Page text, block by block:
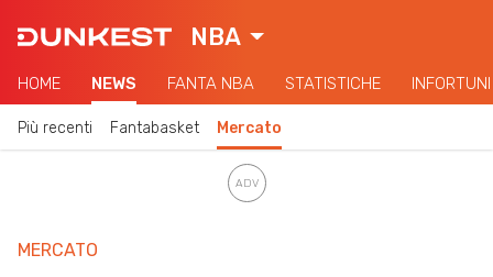
NBA
HOME NEWS FANTA NBA STATISTICHE INFORTUNI
Più recenti Fantabasket Mercato
MERCATO